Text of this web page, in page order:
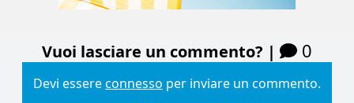
Vuoi lasciare un commento? | 0
Devi essereconnesso per inviare un commento.